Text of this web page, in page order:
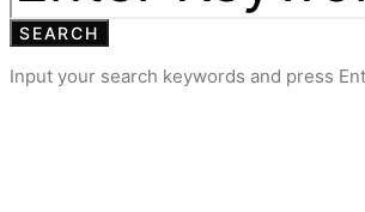
SEARCH
Input your search keywords and press